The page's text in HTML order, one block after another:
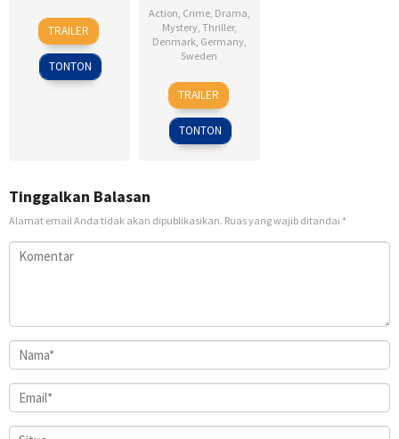
28
Jul
1995
Kevin
Reynolds
TRAILER
TONTON
Action, Crime, Drama,
Mystery, Thriller,
Denmark, Germany,
Sweden
18
Sep
2009
Daniel
Alfredson
TRAILER
TONTON
Tinggalkan Balasan
Alamat email Anda tidak akan dipublikasikan. Ruas yang wajib ditandai *